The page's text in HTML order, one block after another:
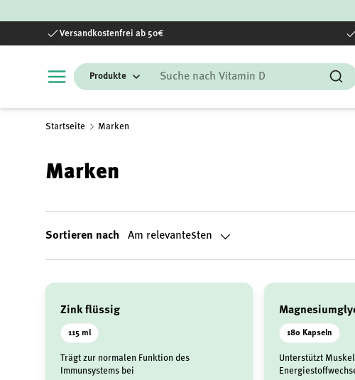
Direkt zum Inhalt
Versandkostenfrei ab 50€
Suchen
Startseite Marken
Marken
Sortieren nach Am relevantesten
Zink flüssig
115 ml
Trägt zur normalen Funktion des
Immunsystems bei
180 Kapseln
Unterstützt